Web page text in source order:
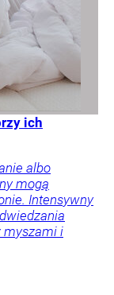
ich
albo
mogą
Intensywny
myszami i